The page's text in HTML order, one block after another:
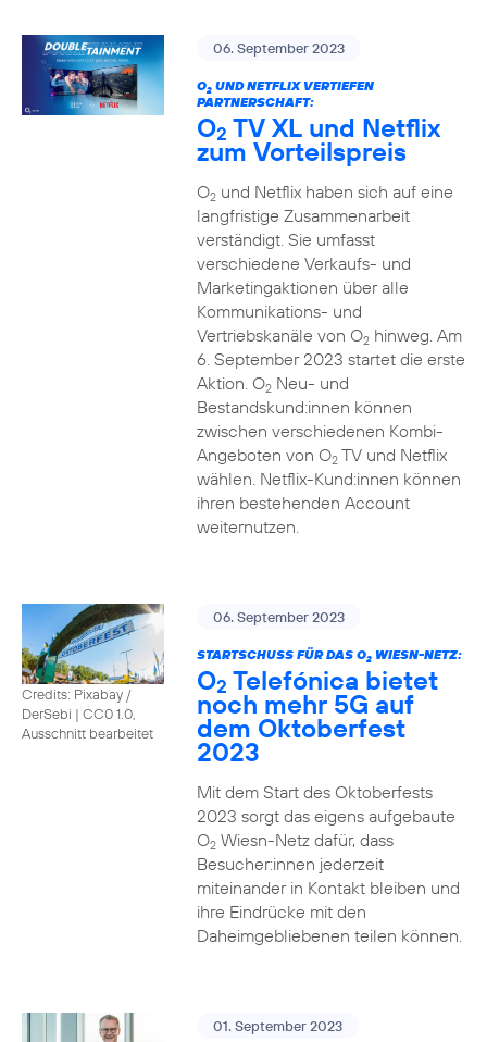
06. September 2023
O2UND NETFLIX VERTIEFEN
PARTNERSCHAFT:
O2 TV XL und Netflix
zum Vorteilspreis
O2und Netflix haben sich auf eine
langfristige Zusammenarbeit
verständigt. Sie umfasst
verschiedene Verkaufs- und
Marketingaktionen über alle
Kommunikations- und
Vertriebskanäle von O2hinweg. Am
6. September 2023 startet die erste
Aktion. O2Neu- und
Bestandskund:innen können
zwischen verschiedenen Kombi-
Angeboten von O2TV und Netflix
wählen. Netflix-Kund:innen können
ihren bestehenden Account
weiternutzen.
Credits: Pixabay /
DerSebi | CC0 1.0,
Ausschnitt bearbeitet
06. September 2023
STARTSCHUSS FÜR DAS O2WIESN-NETZ:
O2 Telefónica bietet
noch mehr 5G auf
dem Oktoberfest
2023
Mit dem Start des Oktoberfests
2023 sorgt das eigens aufgebaute
O2Wiesn-Netz dafür, dass
Besucher:innen jederzeit
miteinander in Kontakt bleiben und
ihre Eindrücke mit den
Daheimgebliebenen teilen können.
01. September 2023